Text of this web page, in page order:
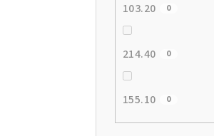
103.20 0
214.40 0
155.10 0